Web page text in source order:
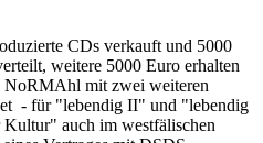
CDs verkauft und 5000
weitere 5000 Euro erhalten
mit zwei weiteren
- für "lebendig II" und "lebendig
auch im westfälischen